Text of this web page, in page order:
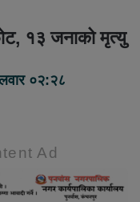
१३ जनाको मृत्यु
०२:२८
Ad